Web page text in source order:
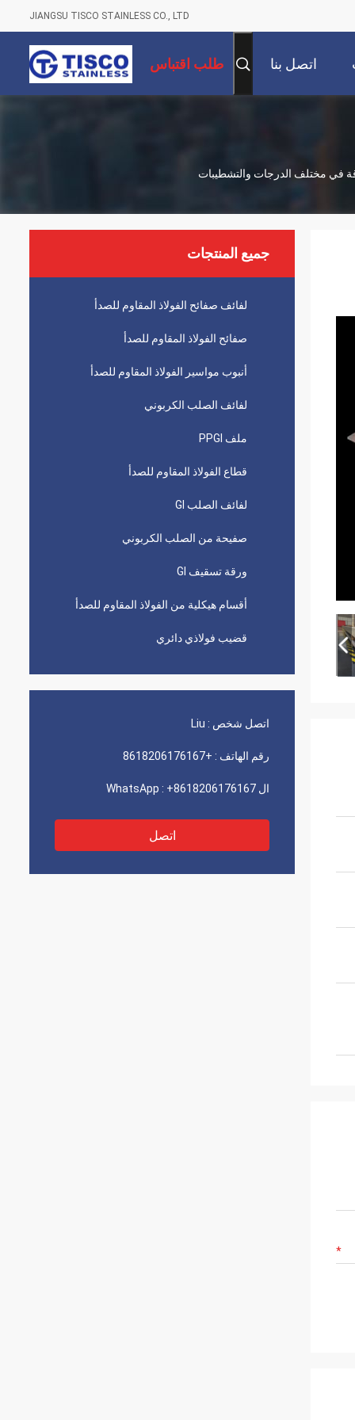
JIANGSU TISCO STAINLESS CO., LTD
اتصل بنا طلب اقتباس
في مختلف الدرجات والتشطيبات
جميع المنتجات
لفائف صفائح الفولاذ المقاوم للصدأ
صفائح الفولاذ المقاوم للصدأ
أنبوب مواسير الفولاذ المقاوم للصدأ
لفائف الصلب الكربوني
ملف PPGI
قطاع الفولاذ المقاوم للصدأ
لفائف الصلب GI
صفيحة من الصلب الكربوني
ورقة تسقيف GI
أقسام هيكلية من الفولاذ المقاوم للصدأ
قضيب فولاذي دائري
اتصل شخص : Liu
رقم الهاتف : +8618206176167
ال WhatsApp : +8618206176167
اتصل